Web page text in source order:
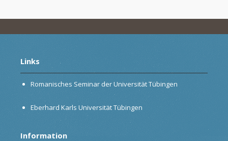
Links
Romanisches Seminar der Universität Tübingen
Eberhard Karls Universität Tübingen
Information